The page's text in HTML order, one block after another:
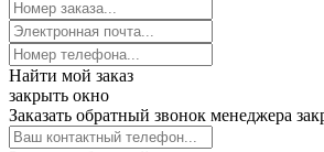
Найти мой заказ
закрыть окно
Заказать обратный звонок менеджера